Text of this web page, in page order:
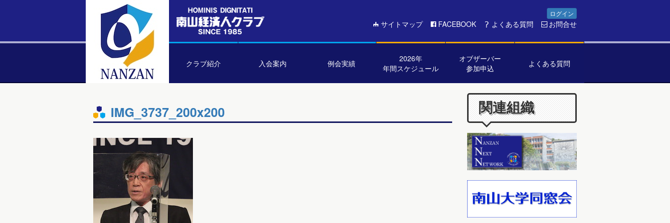
ログイン
サイトマップ FACEBOOK よくある質問 お問合せ
クラブ紹介 入会案内 例会実績
2026年
年間スケジュール
オブザーバー
参加申込
よくある質問
IMG_3737_200x200 関連組織